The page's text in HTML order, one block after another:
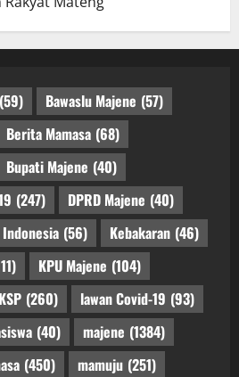
(59) Bawaslu Majene (57)
Berita Mamasa (68)
Bupati Majene (40)
(247) DPRD Majene (40)
Indonesia (56) Kebakaran (46)
KPU Majene (104)
KSP (260) lawan Covid-19 (93)
(40) majene (1384)
(450) mamuju (251)